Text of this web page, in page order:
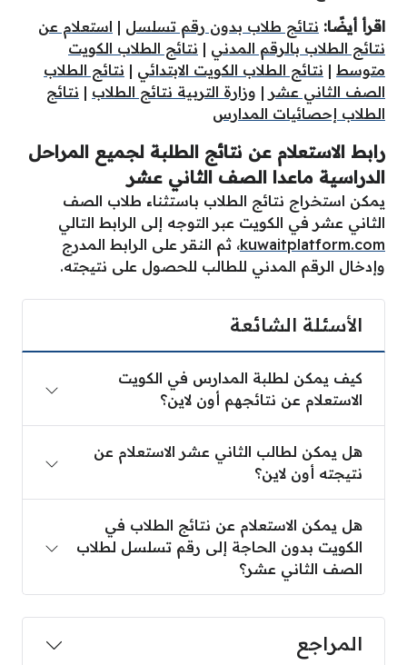
اقرأ أيضًا: نتائج طلاب بدون رقم تسلسل | استعلام عن
نتائج الطلاب بالرقم المدني | نتائج الطلاب الكويت
متوسط | نتائج الطلاب الكويت الابتدائي | نتائج الطلاب
الصف الثاني عشر | وزارة التربية نتائج الطلاب | نتائج
الطلاب إحصائيات المدارس
رابط الاستعلام عن نتائج الطلبة لجميع المراحل
الدراسية ماعدا الصف الثاني عشر
يمكن استخراج نتائج الطلاب باستثناء طلاب الصف
الثاني عشر في الكويت عبر التوجه إلى الرابط التالي
kuwaitplatform.com، ثم النقر على الرابط المدرج
وإدخال الرقم المدني للطالب للحصول على نتيجته.
الأسئلة الشائعة
كيف يمكن لطلبة المدارس في الكويت
الاستعلام عن نتائجهم أون لاين؟
هل يمكن لطالب الثاني عشر الاستعلام عن
نتيجته أون لاين؟
هل يمكن الاستعلام عن نتائج الطلاب في
الكويت بدون الحاجة إلى رقم تسلسل لطلاب
الصف الثاني عشر؟
المراجع